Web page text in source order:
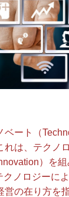
ート（
れは、テクノ
）を
クノロジーに
の在り方を